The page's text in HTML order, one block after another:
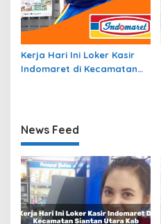
Kerja Hari Ini Loker Kasir
Indomaret di Kecamatan
News Feed